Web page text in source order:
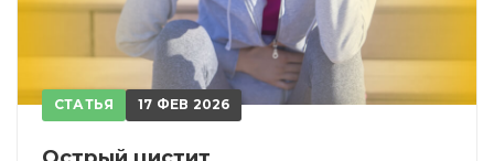
СТАТЬЯ 17 ФЕВ 2026